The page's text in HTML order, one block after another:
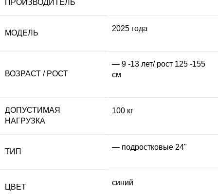
ПРОИЗВОДИТЕЛЬ
МОДЕЛЬ
2025 года
ВОЗРАСТ / РОСТ
— 9 -13 лет/ рост 125 -155
см
ДОПУСТИМАЯ
НАГРУЗКА
100 кг
ТИП
— подростковые 24"
ЦВЕТ
синий